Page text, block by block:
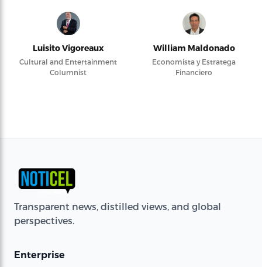
Luisito Vigoreaux
Cultural and Entertainment
Columnist
William Maldonado
Economista y Estratega
Financiero
Transparent news, distilled views, and global
perspectives.
Enterprise